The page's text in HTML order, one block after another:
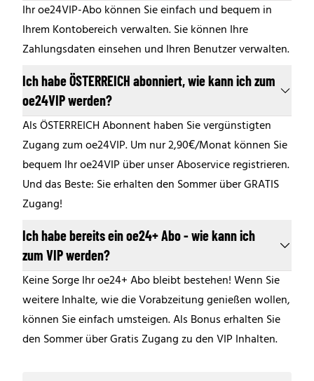
Ihr oe24VIP-Abo können Sie einfach und bequem in
Ihrem Kontobereich verwalten. Sie können Ihre
Zahlungsdaten einsehen und Ihren Benutzer verwalten.
Ich habe ÖSTERREICH abonniert, wie kann ich zum
oe24VIP werden?
Als ÖSTERREICH Abonnent haben Sie vergünstigten
Zugang zum oe24VIP. Um nur 2,90€/Monat können Sie
bequem Ihr oe24VIP über unser Aboservice registrieren.
Und das Beste: Sie erhalten den Sommer über GRATIS
Zugang!
Ich habe bereits ein oe24+ Abo - wie kann ich
zum VIP werden?
Keine Sorge Ihr oe24+ Abo bleibt bestehen! Wenn Sie
weitere Inhalte, wie die Vorabzeitung genießen wollen,
können Sie einfach umsteigen. Als Bonus erhalten Sie
den Sommer über Gratis Zugang zu den VIP Inhalten.